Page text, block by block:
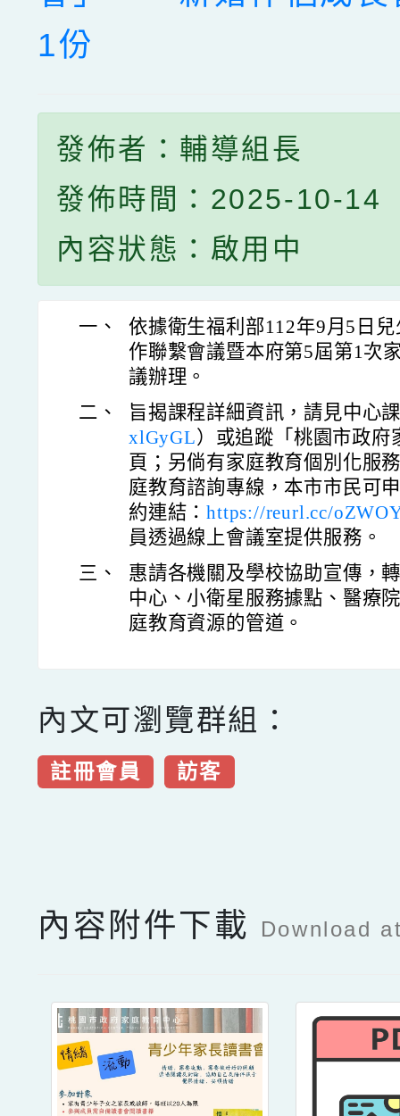
1份
發佈者：輔導組長
發佈時間：2025-10-14
內容狀態：啟用中
一、
依據衛生福利部112年9月5日
作聯繫會議暨本府第5屆第1次
議辦理。
二、
旨揭課程詳細資訊，請見中心
xlGyGL）或追蹤「桃園市政
頁；另倘有家庭教育個別化服
庭教育諮詢專線，本市市民可
約連結：https://reurl.cc/
員透過線上會議室提供服務。
三、
惠請各機關及學校協助宣傳，
中心、小衛星服務據點、醫療
庭教育資源的管道。
內文可瀏覽群組：
註冊會員 訪客
內容附件下載 Download